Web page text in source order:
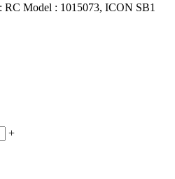
RC Model : 1015073, ICON SB1
+